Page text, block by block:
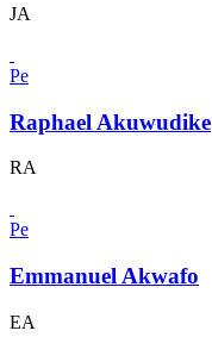
JA
Pe
Raphael Akuwudike
RA
Pe
Emmanuel Akwafo
EA